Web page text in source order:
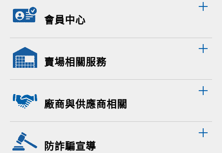
會員中心
賣場相關服務
廠商與供應商相關
防詐騙宣導